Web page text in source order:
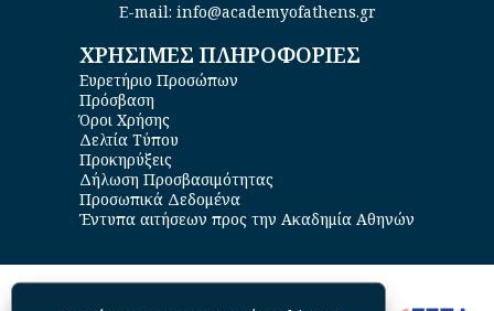
E-mail: info@academyofathens.gr
ΧΡΗΣΙΜΕΣ ΠΛΗΡΟΦΟΡΙΕΣ
Ευρετήριο Προσώπων
Πρόσβαση
Όροι Χρήσης
Δελτία Τύπου
Προκηρύξεις
Δήλωση Προσβασιμότητας
Προσωπικά Δεδομένα
Έντυπα αιτήσεων προς την Ακαδημία Αθηνών